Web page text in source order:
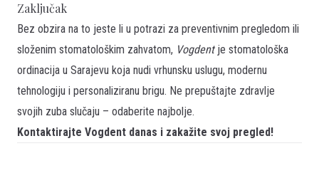
Zaključak
Bez obzira na to jeste li u potrazi za preventivnim pregledom ili
složenim stomatološkim zahvatom, Vogdentje stomatološka
ordinacija u Sarajevu koja nudi vrhunsku uslugu, modernu
tehnologiju i personaliziranu brigu. Ne prepuštajte zdravlje
svojih zuba slučaju – odaberite najbolje.
Kontaktirajte Vogdent danas i zakažite svoj pregled!